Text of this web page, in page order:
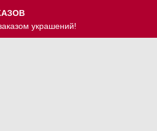
украшений!